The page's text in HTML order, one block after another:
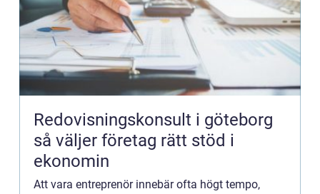
Redovisningskonsult i göteborg
så väljer företag rätt stöd i
ekonomin
Att vara entreprenör innebär ofta högt tempo,